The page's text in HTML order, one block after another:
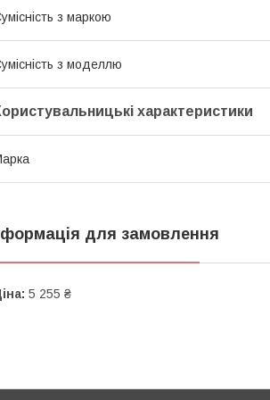
з маркою
з моделлю
характеристики
для замовлення
5 255 ₴